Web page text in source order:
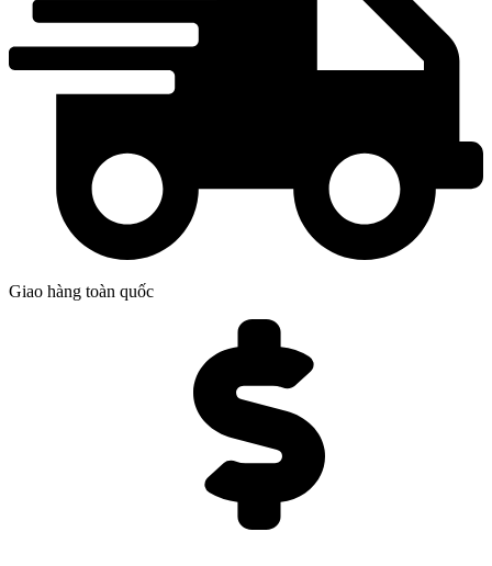
Giao hàng toàn quốc